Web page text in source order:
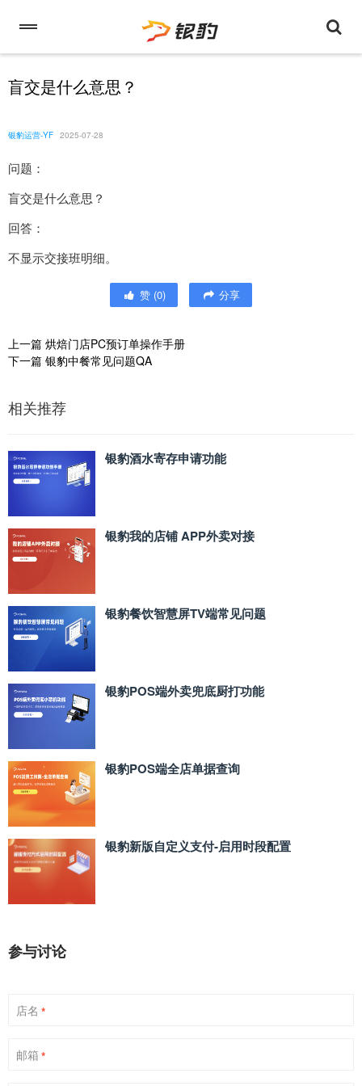
盲交是什么意思？
银豹运营-YF 2025-07-28
问题：
盲交是什么意思？
回答：
不显示交接班明细。
赞 (0) 分享
上一篇 烘焙门店PC预订单操作手册
下一篇 银豹中餐常见问题QA
相关推荐
银豹酒水寄存申请功能
银豹我的店铺 APP外卖对接
银豹餐饮智慧屏TV端常见问题
银豹POS端外卖兜底厨打功能
银豹POS端全店单据查询
银豹新版自定义支付‑启用时段配置
参与讨论
店名 *
邮箱 *